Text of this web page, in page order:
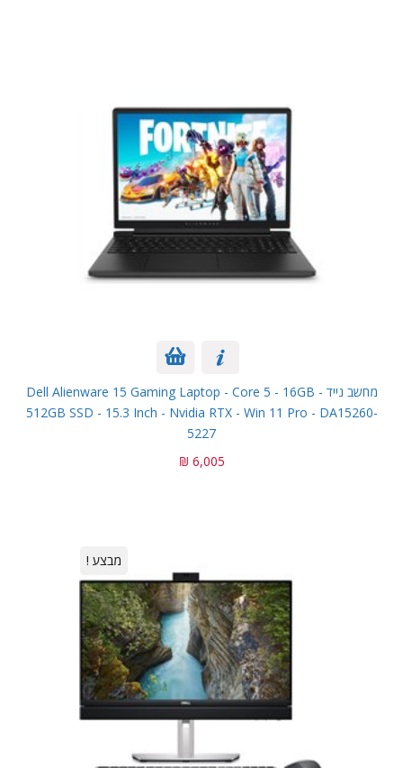
מחשב נייד Dell Alienware 15 Gaming Laptop - Core 5 - 16GB -
512GB SSD - 15.3 Inch - Nvidia RTX - Win 11 Pro - DA15260-
5227
6,005 ₪
מבצע !